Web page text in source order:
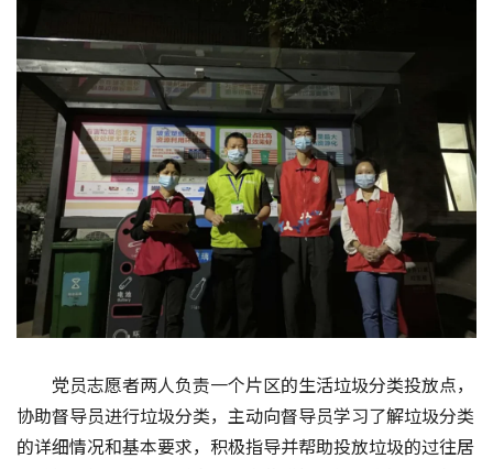
党员志愿者两人负责一个片区的生活垃圾分类投放点，
协助督导员进行垃圾分类，主动向督导员学习了解垃圾分类
的详细情况和基本要求，积极指导并帮助投放垃圾的过往居